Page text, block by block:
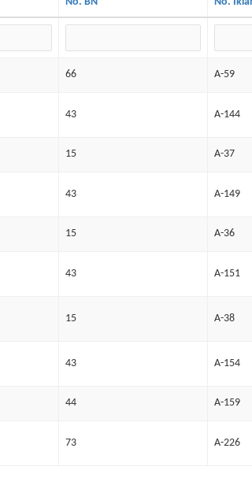
66 A-59
43 A-144
15 A-37
43 A-149
15 A-36
43 A-151
15 A-38
43 A-154
44 A-159
73 A-226